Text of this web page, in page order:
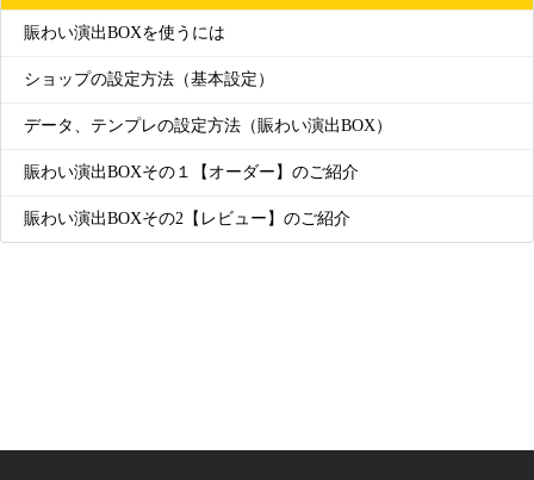
賑わい演出BOXを使うには
ショップの設定方法（基本設定）
データ、テンプレの設定方法（賑わい演出BOX）
賑わい演出BOXその１【オーダー】のご紹介
賑わい演出BOXその2【レビュー】のご紹介